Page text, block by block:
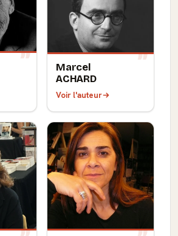
Marcel
ACHARD
Voir l'auteur